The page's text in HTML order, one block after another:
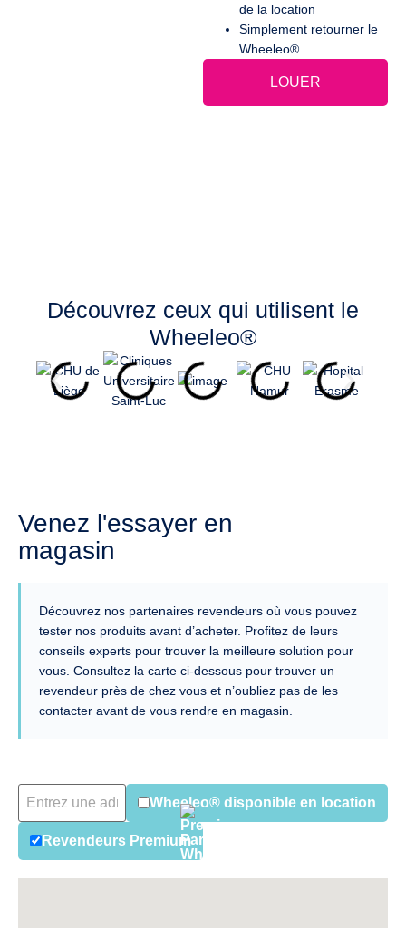
de la location
Simplement retourner le
Wheeleo®
LOUER
Découvrez ceux qui utilisent le
Wheeleo®
Venez l'essayer en
magasin
Découvrez nos partenaires revendeurs où vous pouvez
tester nos produits avant d’acheter. Profitez de leurs
conseils experts pour trouver la meilleure solution pour
vous. Consultez la carte ci-dessous pour trouver un
revendeur près de chez vous et n’oubliez pas de les
contacter avant de vous rendre en magasin.
Wheeleo® disponible en location
Revendeurs Premium